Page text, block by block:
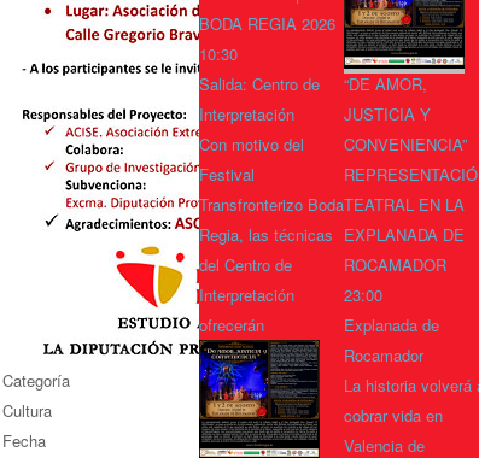
BODA REGIA 2026
10:30
Salida: Centro de
Interpretación
Con motivo del
Festival
Transfronterizo Boda
Regia, las técnicas
del Centro de
Interpretación
ofrecerán
“DE AMOR,
JUSTICIA Y
CONVENIENCIA”
TEATRAL EN LA
EXPLANADA DE
ROCAMADOR
23:00
Explanada de
Rocamador
La historia volverá
cobrar vida en
Valencia de
Categoría
Cultura
Fecha